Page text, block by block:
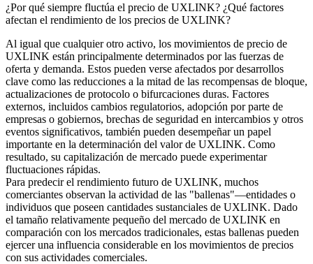
¿Por qué siempre fluctúa el precio de UXLINK? ¿Qué factores
afectan el rendimiento de los precios de UXLINK?
Al igual que cualquier otro activo, los movimientos de precio de
UXLINK están principalmente determinados por las fuerzas de
oferta y demanda. Estos pueden verse afectados por desarrollos
clave como las reducciones a la mitad de las recompensas de bloque,
actualizaciones de protocolo o bifurcaciones duras. Factores
externos, incluidos cambios regulatorios, adopción por parte de
empresas o gobiernos, brechas de seguridad en intercambios y otros
eventos significativos, también pueden desempeñar un papel
importante en la determinación del valor de UXLINK. Como
resultado, su capitalización de mercado puede experimentar
fluctuaciones rápidas.
Para predecir el rendimiento futuro de UXLINK, muchos
comerciantes observan la actividad de las "ballenas"—entidades o
individuos que poseen cantidades sustanciales de UXLINK. Dado
el tamaño relativamente pequeño del mercado de UXLINK en
comparación con los mercados tradicionales, estas ballenas pueden
ejercer una influencia considerable en los movimientos de precios
con sus actividades comerciales.